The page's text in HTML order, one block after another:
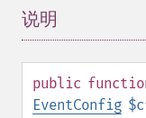
说明
public
EventConfig